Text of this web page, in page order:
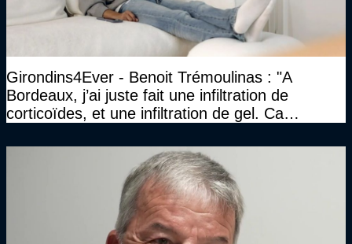
Girondins4Ever - Benoit Trémoulinas : "A
Bordeaux, j’ai juste fait une infiltration de
corticoïdes, et une infiltration de gel. Ca